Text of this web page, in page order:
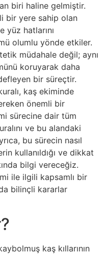
biri haline gelmiştir.
bir yere sahip olan
yüz hatlarını
olumlu yönde etkiler.
müdahale değil; aynı
koruyarak daha
bir süreçtir.
kaş ekiminde
önemli bir
sürecine dair tüm
ve bu alandaki
bu sürecin nasıl
kullanıldığı ve dikkat
bilgi vereceğiz.
ile ilgili kapsamlı bir
bilinçli kararlar
kaş kıllarının